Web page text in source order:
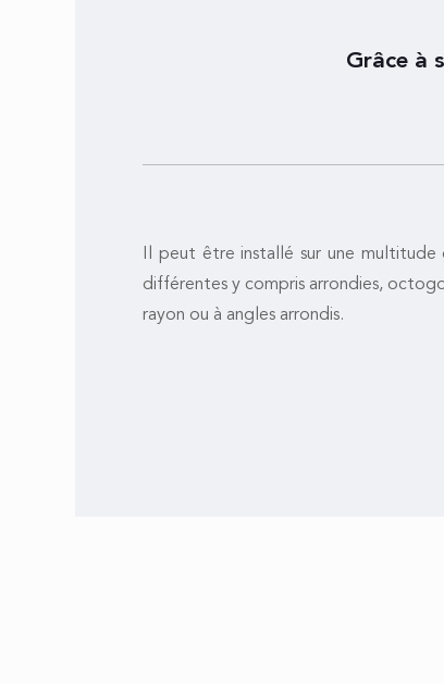
Grâce à
Il peut être installé sur une
différentes y compris arrondies,
rayon ou à angles arrondis.